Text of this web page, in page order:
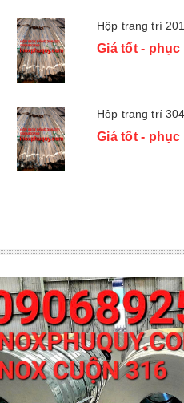
Hộp trang trí 201
Giá tốt - phục
Hộp trang trí 304
Giá tốt - phục